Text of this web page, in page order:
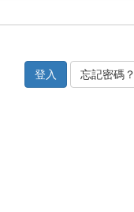
忘記密碼？